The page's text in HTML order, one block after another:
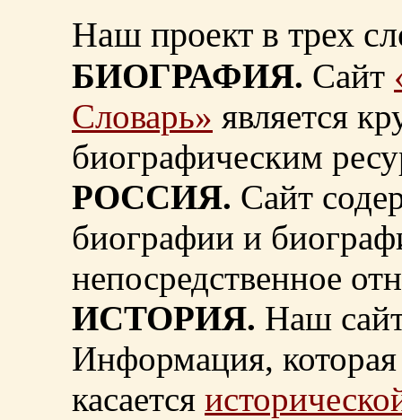
Наш проект в трех
БИОГРАФИЯ. Сайт
Словарь» является
биографическим
РОССИЯ. Сайт
биографии и
непосредственное
ИСТОРИЯ. Наш
Информация, которая
касается